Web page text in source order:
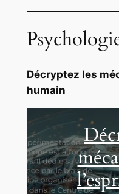
Décryptez les
humain